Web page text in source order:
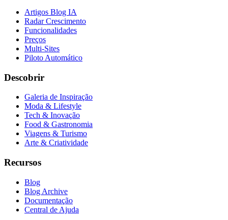
Artigos Blog IA
Radar Crescimento
Funcionalidades
Preços
Multi-Sites
Piloto Automático
Descobrir
Galeria de Inspiração
Moda & Lifestyle
Tech & Inovação
Food & Gastronomia
Viagens & Turismo
Arte & Criatividade
Recursos
Blog
Blog Archive
Documentação
Central de Ajuda